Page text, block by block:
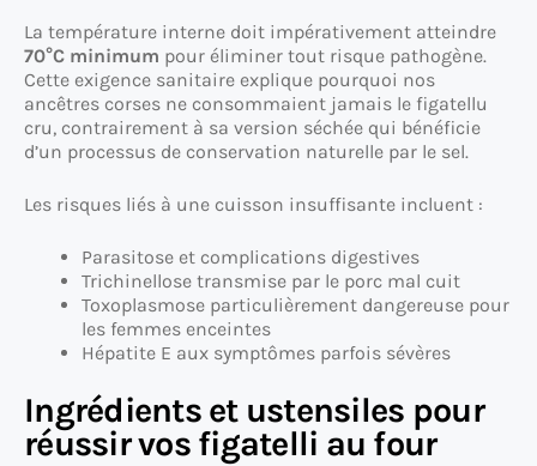
La température interne doit impérativement atteindre
70°C minimum pour éliminer tout risque pathogène.
Cette exigence sanitaire explique pourquoi nos
ancêtres corses ne consommaient jamais le figatellu
cru, contrairement à sa version séchée qui bénéficie
d’un processus de conservation naturelle par le sel.
Les risques liés à une cuisson insuffisante incluent :
Parasitose et complications digestives
Trichinellose transmise par le porc mal cuit
Toxoplasmose particulièrement dangereuse pour
les femmes enceintes
Hépatite E aux symptômes parfois sévères
Ingrédients et ustensiles pour
réussir vos figatelli au four